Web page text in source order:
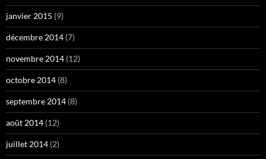
janvier 2015 (9)
décembre 2014 (7)
novembre 2014 (12)
octobre 2014 (8)
septembre 2014 (8)
août 2014 (12)
juillet 2014 (2)